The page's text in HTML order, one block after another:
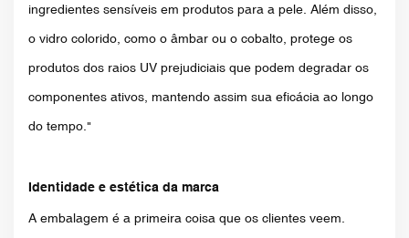
ingredientes sensíveis em produtos para a pele. Além disso,
o vidro colorido, como o âmbar ou o cobalto, protege os
produtos dos raios UV prejudiciais que podem degradar os
componentes ativos, mantendo assim sua eficácia ao longo
do tempo."
Identidade e estética da marca
A embalagem é a primeira coisa que os clientes veem.